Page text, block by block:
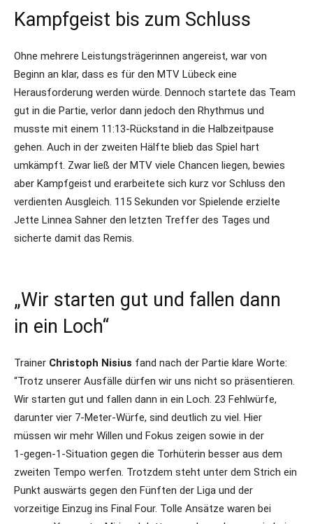
Kampfgeist bis zum Schluss
Ohne mehrere Leistungsträgerinnen angereist, war von
Beginn an klar, dass es für den MTV Lübeck eine
Herausforderung werden würde. Dennoch startete das Team
gut in die Partie, verlor dann jedoch den Rhythmus und
musste mit einem 11:13-Rückstand in die Halbzeitpause
gehen. Auch in der zweiten Hälfte blieb das Spiel hart
umkämpft. Zwar ließ der MTV viele Chancen liegen, bewies
aber Kampfgeist und erarbeitete sich kurz vor Schluss den
verdienten Ausgleich. 115 Sekunden vor Spielende erzielte
Jette Linnea Sahner den letzten Treffer des Tages und
sicherte damit das Remis.
„Wir starten gut und fallen dann
in ein Loch“
Trainer Christoph Nisius fand nach der Partie klare Worte:
“Trotz unserer Ausfälle dürfen wir uns nicht so präsentieren.
Wir starten gut und fallen dann in ein Loch. 23 Fehlwürfe,
darunter vier 7‑Meter‑Würfe, sind deutlich zu viel. Hier
müssen wir mehr Willen und Fokus zeigen sowie in der
1‑gegen‑1‑Situation gegen die Torhüterin besser aus dem
zweiten Tempo werfen. Trotzdem steht unter dem Strich ein
Punkt auswärts gegen den Fünften der Liga und der
vorzeitige Einzug ins Final Four. Tolle Ansätze waren bei